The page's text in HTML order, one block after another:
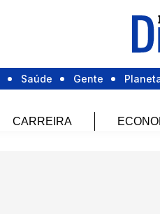
Saúde Gente
CARREIRA